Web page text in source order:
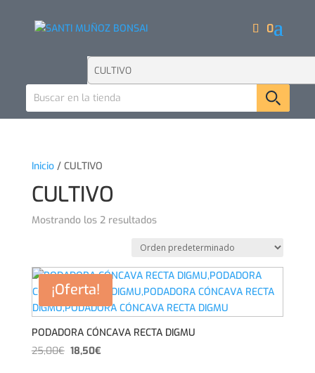
0
Inicio/ CULTIVO
CULTIVO
Mostrando los 2 resultados
¡Oferta!
PODADORA CÓNCAVA RECTA DIGMU
25,00€El18,50€El